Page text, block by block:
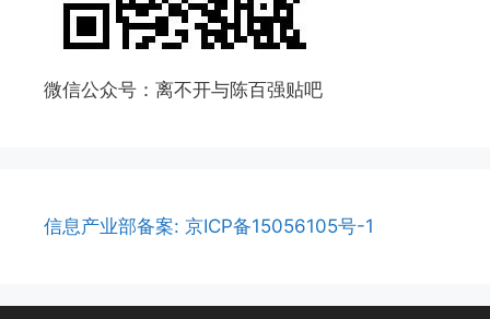
微信公众号：离不开与陈百强贴吧
信息产业部备案: 京ICP备15056105号-1